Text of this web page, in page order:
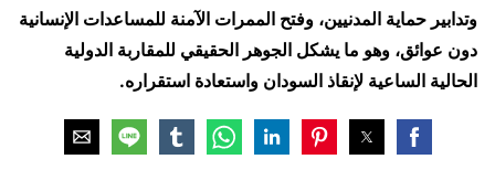
وتدابير حماية المدنيين، وفتح الممرات الآمنة للمساعدات الإنسانية
دون عوائق، وهو ما يشكل الجوهر الحقيقي للمقاربة الدولية
الحالية الساعية لإنقاذ السودان واستعادة استقراره.